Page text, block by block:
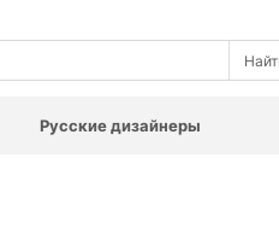
Русские дизайнеры